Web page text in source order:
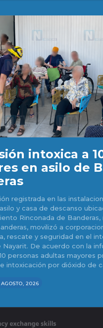
intoxica a
en asilo de
registrada en las
y casa de descanso
Rinconada de Banderas,
movilizó a
rescate y seguridad en el
con la información
personas adultas mayores
intoxicación por dióxido de
2026